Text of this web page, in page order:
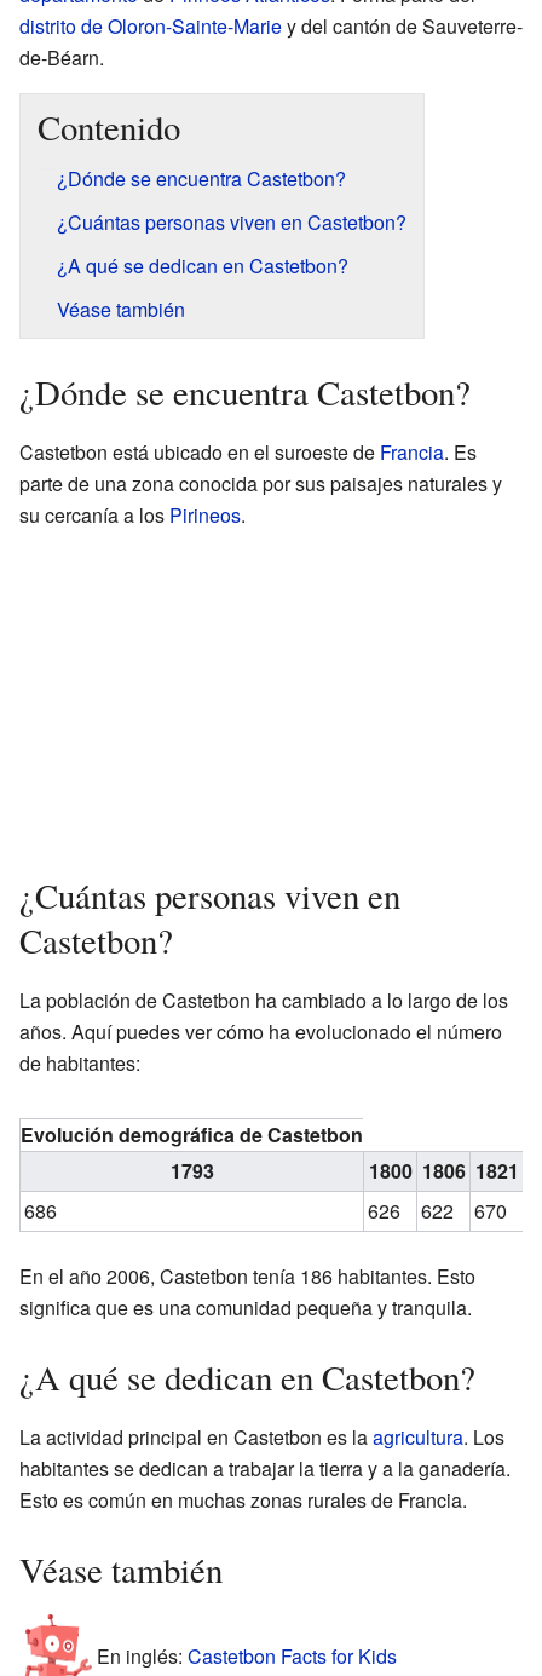
distrito de Oloron-Sainte-Mariey del cantón de Sauveterre-
de-Béarn.
Contenido
¿Dónde se encuentra Castetbon?
¿Cuántas personas viven en Castetbon?
¿A qué se dedican en Castetbon?
Véase también
¿Dónde se encuentra Castetbon?
Castetbon está ubicado en el suroeste de Francia. Es
parte de una zona conocida por sus paisajes naturales y
su cercanía a los Pirineos.
¿Cuántas personas viven en
Castetbon?
La población de Castetbon ha cambiado a lo largo de los
años. Aquí puedes ver cómo ha evolucionado el número
de habitantes:
Evolución demográfica de Castetbon
1793
1800 1806 1821
686
626 622 670
En el año 2006, Castetbon tenía 186 habitantes. Esto
significa que es una comunidad pequeña y tranquila.
¿A qué se dedican en Castetbon?
La actividad principal en Castetbon es laagricultura. Los
habitantes se dedican a trabajar la tierra y a la ganadería.
Esto es común en muchas zonas rurales de Francia.
Véase también
En inglés: Castetbon Facts for Kids